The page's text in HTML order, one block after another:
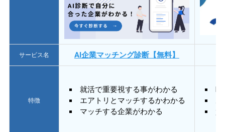
サービス名 AI企業マッチング診断【無料】
特徴
就活で重要視する事がわかる
エアトリとマッチするかわかる
マッチする企業がわかる
質